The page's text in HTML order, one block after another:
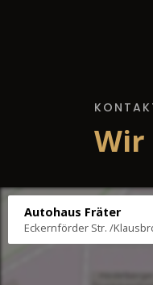
Wir
Autohaus Fräter
Eckernförder Str. /